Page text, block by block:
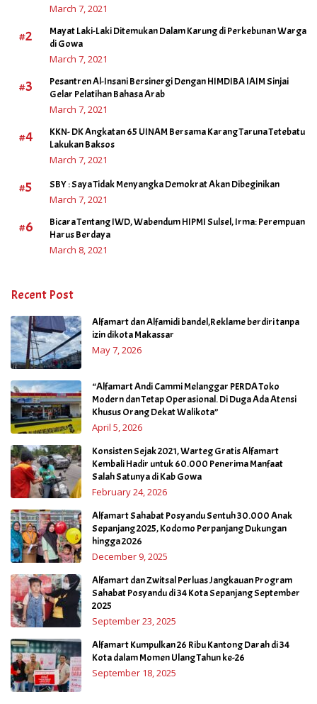
March 7, 2021
#2
Mayat Laki-Laki Ditemukan Dalam Karung di Perkebunan Warga
di Gowa
March 7, 2021
#3
Pesantren Al-Insani Bersinergi Dengan HIMDIBA IAIM Sinjai
Gelar Pelatihan Bahasa Arab
March 7, 2021
#4
KKN- DK Angkatan 65 UINAM Bersama Karang Taruna Tetebatu
Lakukan Baksos
March 7, 2021
#5 SBY : Saya Tidak Menyangka Demokrat Akan Dibeginikan
March 7, 2021
#6
Bicara Tentang IWD, Wabendum HIPMI Sulsel, Irma: Perempuan
Harus Berdaya
March 8, 2021
Recent Post
Alfamart dan Alfamidi bandel,Reklame berdiri tanpa
izin dikota Makassar
May 7, 2026
“Alfamart Andi Cammi Melanggar PERDA Toko
Modern dan Tetap Operasional. Di Duga Ada Atensi
Khusus Orang Dekat Walikota”
April 5, 2026
Konsisten Sejak 2021, Warteg Gratis Alfamart
Kembali Hadir untuk 60.000 Penerima Manfaat
Salah Satunya di Kab Gowa
February 24, 2026
Alfamart Sahabat Posyandu Sentuh 30.000 Anak
Sepanjang 2025, Kodomo Perpanjang Dukungan
hingga 2026
December 9, 2025
Alfamart dan Zwitsal Perluas Jangkauan Program
Sahabat Posyandu di 34 Kota Sepanjang September
2025
September 23, 2025
Alfamart Kumpulkan 26 Ribu Kantong Darah di 34
Kota dalam Momen Ulang Tahun ke-26
September 18, 2025